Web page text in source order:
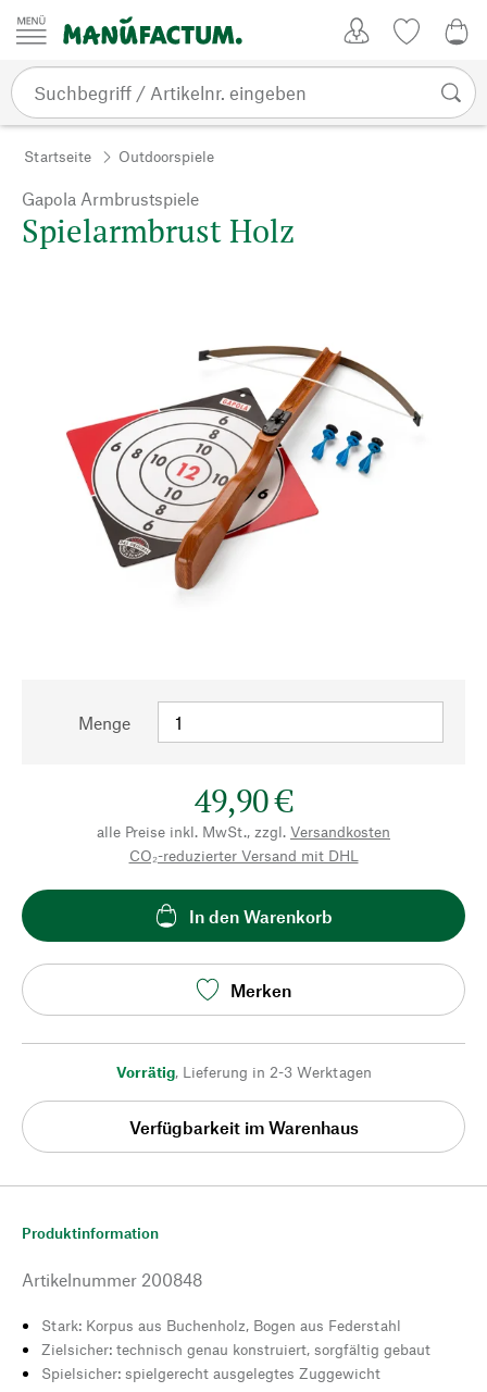
Zum Inhalt springen
Startseite Outdoorspiele
Gapola Armbrustspiele
Spielarmbrust Holz
Menge
49,90 €
alle Preise inkl. MwSt., zzgl. Versandkosten
CO₂-reduzierter Versand mit DHL
In den Warenkorb
Merken
Vorrätig, Lieferung in 2-3 Werktagen
Verfügbarkeit im Warenhaus
Produktinformation
Artikelnummer 200848
Stark: Korpus aus Buchenholz, Bogen aus Federstahl
Zielsicher: technisch genau konstruiert, sorgfältig gebaut
Spielsicher: spielgerecht ausgelegtes Zuggewicht